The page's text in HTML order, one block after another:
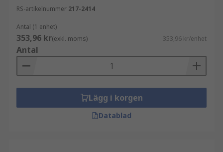
RS-artikelnummer 217-2414
Antal (1 enhet)
353,96 kr(exkl. moms) 353,96 kr/enhet
Antal
Lägg i korgen
Datablad